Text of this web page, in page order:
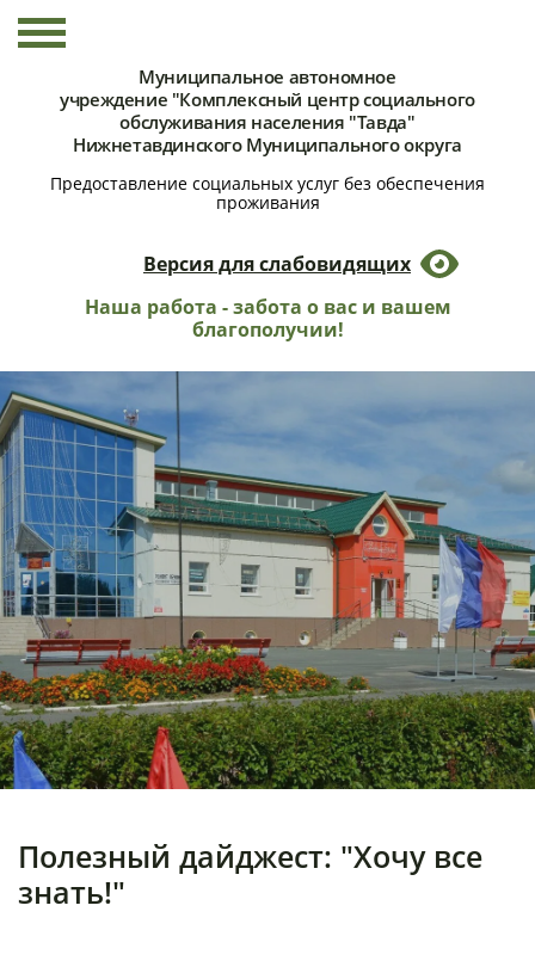
Муниципальное автономное
учреждение "Комплексный центр социального
обслуживания населения "Тавда"
Нижнетавдинского Муниципального округа
Предоставление социальных услуг без обеспечения
проживания
Версия для слабовидящих
Наша работа - забота о вас и вашем
благополучии!
Полезный дайджест: "Хочу все
знать!"